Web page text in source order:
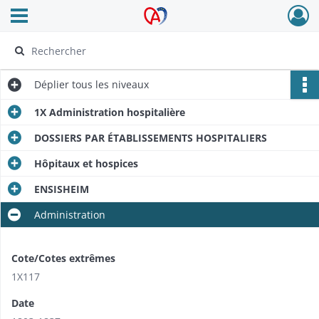
Archives Alsace - Colmar
Ouvrir le menu déroulant
Déplier tous les niveaux
1X Administration hospitalière
DOSSIERS PAR ÉTABLISSEMENTS HOSPITALIERS
Hôpitaux et hospices
ENSISHEIM
Administration
Cote/Cotes extrêmes
1X117
Date